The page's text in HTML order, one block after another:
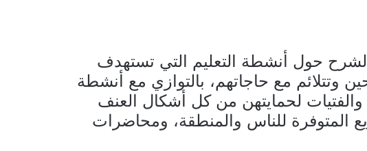
الشرح حول أنشطة التعليم التي تستهدف
وتتلائم مع حاجاتهم، بالتوازي مع أنشطة
والفتيات لحمايتهن من كل أشكال العنف
المتوفرة للناس والمنطقة، ومحاضرات